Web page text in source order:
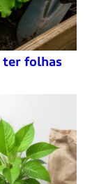
ter folhas